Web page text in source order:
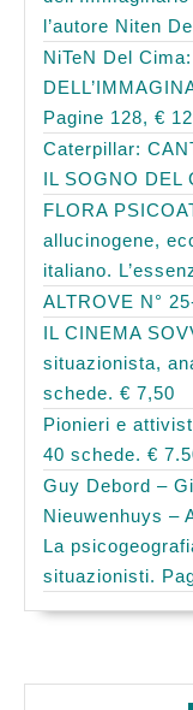
l’autore Niten
NiTeN Del
Pagine 128, €
Caterpillar:
IL SOGNO
FLORA
allucinogene,
italiano.
ALTROVE N°
IL CINEMA
situazionista,
schede. € 7,50
Pionieri e
40 schede. €
Guy Debord –
Nieuwenhuys –
La
situazionisti.